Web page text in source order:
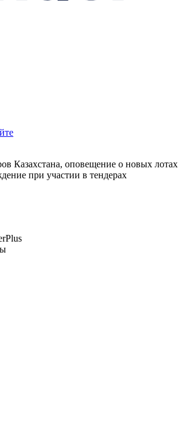
Казахстана, оповещение о новых лотах
при участии в тендерах